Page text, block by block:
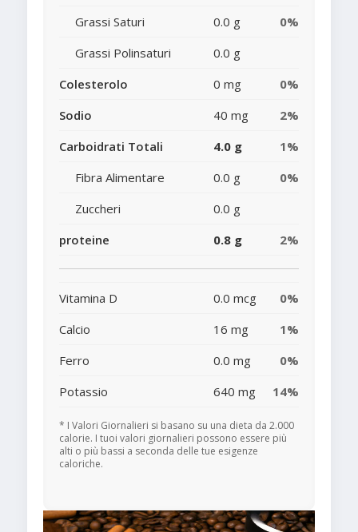
Grassi Saturi
0.0 g
0%
Grassi Polinsaturi
0.0 g
Colesterolo
0 mg
0%
Sodio
40 mg
2%
Carboidrati Totali
4.0 g
1%
Fibra Alimentare
0.0 g
0%
Zuccheri
0.0 g
proteine
0.8 g 2%
Vitamina D 0.0 mcg
0%
Calcio
16 mg
1%
Ferro
0.0 mg
0%
Potassio
640 mg 14%
* I Valori Giornalieri si basano su una dieta da 2.000
calorie. I tuoi valori giornalieri possono essere più
alti o più bassi a seconda delle tue esigenze
caloriche.